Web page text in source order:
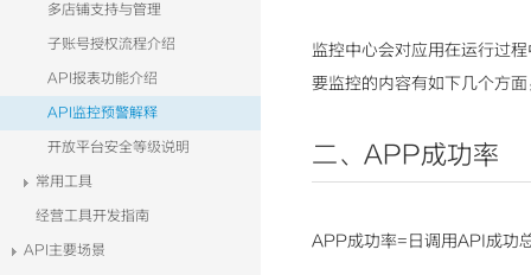
多店铺支持与管理
子账号授权流程介绍
API报表功能介绍
API监控预警解释
开放平台安全等级说明
常用工具
经营工具开发指南
API主要场景
监控中心会对应用在运行过
要监控的内容有如下几个方
二、APP成功率
APP成功率=日调用API成功